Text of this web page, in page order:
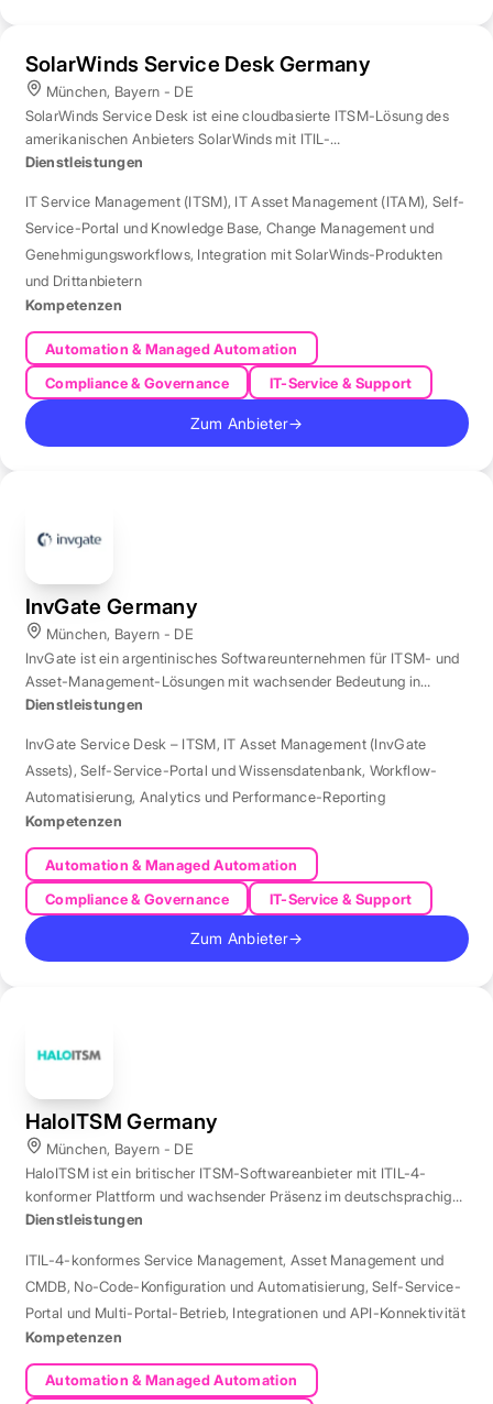
SolarWinds Service Desk Germany
München, Bayern - DE
SolarWinds Service Desk ist eine cloudbasierte ITSM-Lösung des
amerikanischen Anbieters SolarWinds mit ITIL-
Prozessunterstützung.
Dienstleistungen
IT Service Management (ITSM), IT Asset Management (ITAM), Self-
Service-Portal und Knowledge Base, Change Management und
Genehmigungsworkflows, Integration mit SolarWinds-Produkten
und Drittanbietern
Kompetenzen
Automation & Managed Automation
Compliance & Governance
IT-Service & Support
Zum Anbieter→
InvGate Germany
München, Bayern - DE
InvGate ist ein argentinisches Softwareunternehmen für ITSM- und
Asset-Management-Lösungen mit wachsender Bedeutung in
Europa.
Dienstleistungen
InvGate Service Desk – ITSM, IT Asset Management (InvGate
Assets),Self-Service-Portal und Wissensdatenbank, Workflow-
Automatisierung, Analytics und Performance-Reporting
Kompetenzen
Automation & Managed Automation
Compliance & Governance
IT-Service & Support
Zum Anbieter→
HaloITSM Germany
München, Bayern - DE
HaloITSM ist ein britischer ITSM-Softwareanbieter mit ITIL-4-
konformer Plattform und wachsender Präsenz im deutschsprachigen
Markt.
Dienstleistungen
ITIL-4-konformes Service Management, Asset Management und
CMDB, No-Code-Konfiguration und Automatisierung,Self-Service-
Portal und Multi-Portal-Betrieb, Integrationen und API-Konnektivität
Kompetenzen
Automation & Managed Automation